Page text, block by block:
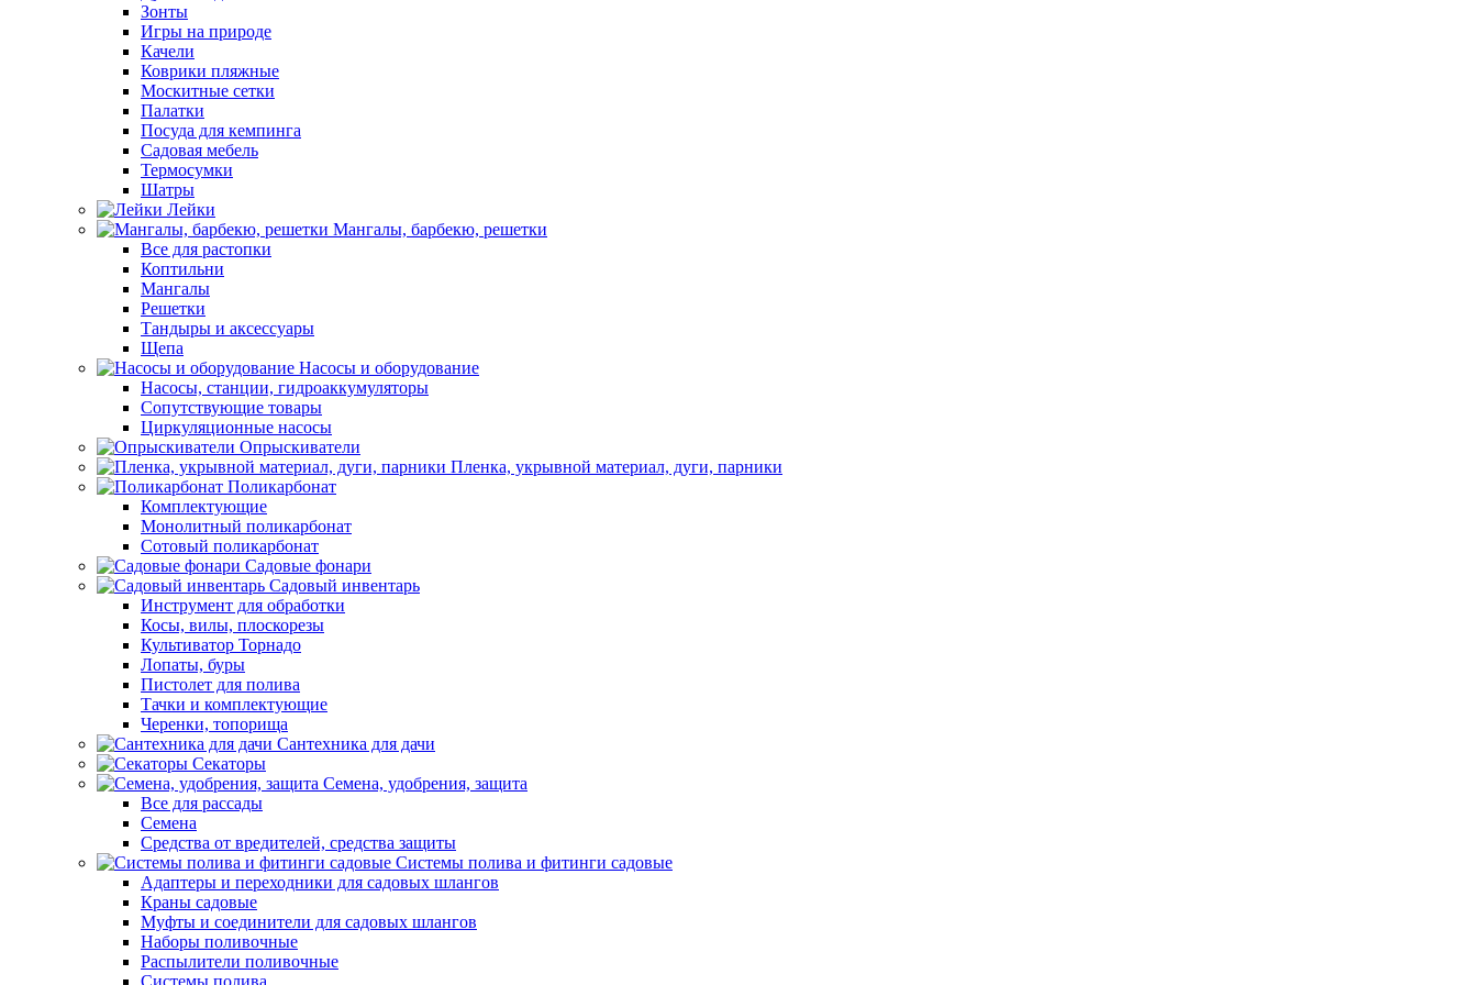
Зонты
Игры на природе
Качели
Коврики пляжные
Москитные сетки
Палатки
Посуда для кемпинга
Садовая мебель
Термосумки
Шатры
Лейки
Мангалы, барбекю, решетки
Все для растопки
Коптильни
Мангалы
Решетки
Тандыры и аксессуары
Щепа
Насосы и оборудование
Насосы, станции, гидроаккумуляторы
Сопутствующие товары
Циркуляционные насосы
Опрыскиватели
Пленка, укрывной материал, дуги, парники
Поликарбонат
Комплектующие
Монолитный поликарбонат
Сотовый поликарбонат
Садовые фонари
Садовый инвентарь
Инструмент для обработки
Косы, вилы, плоскорезы
Культиватор Торнадо
Лопаты, буры
Пистолет для полива
Тачки и комплектующие
Черенки, топорища
Сантехника для дачи
Секаторы
Семена, удобрения, защита
Все для рассады
Семена
Средства от вредителей, средства защиты
Системы полива и фитинги садовые
Адаптеры и переходники для садовых шлангов
Краны садовые
Муфты и соединители для садовых шлангов
Наборы поливочные
Распылители поливочные
Системы полива